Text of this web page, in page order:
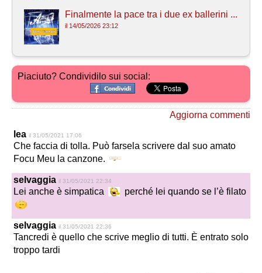
Finalmente la pace tra i due ex ballerini ...
il 14/05/2026 23:12
Piaciuto? Condividilo sui social:
Aggiorna commenti
lea il 31/05/2021 17:06
Che faccia di tolla. Può farsela scrivere dal suo amato
Focu Meu la canzone.
selvaggia il 31/05/2021 22:34
Lei anche è simpatica perché lei quando se l’è filato
selvaggia il 31/05/2021 22:36
Tancredi è quello che scrive meglio di tutti. È entrato solo
troppo tardi